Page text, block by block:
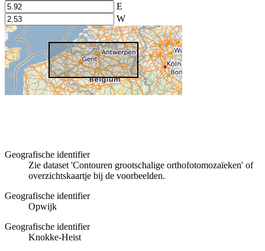
E
W
Geografische identifier
Zie dataset 'Contouren grootschalige orthofotomozaïeken' of
overzichtskaartje bij de voorbeelden.
Geografische identifier
Opwijk
Geografische identifier
Knokke-Heist